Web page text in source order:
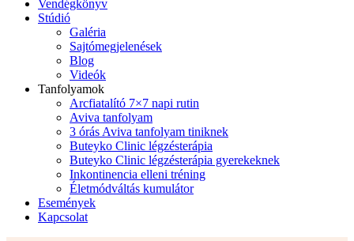
Vendégkönyv
Stúdió
Galéria
Sajtómegjelenések
Blog
Videók
Tanfolyamok
Arcfiatalító 7×7 napi rutin
Aviva tanfolyam
3 órás Aviva tanfolyam tiniknek
Buteyko Clinic légzésterápia
Buteyko Clinic légzésterápia gyerekeknek
Inkontinencia elleni tréning
Életmódváltás kumulátor
Események
Kapcsolat